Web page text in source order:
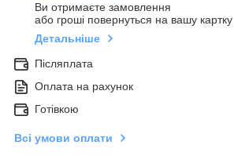
Ви отримаєте замовлення
або гроші повернуться на вашу картку
Детальніше
Післяплата
Оплата на рахунок
Готівкою
Всі умови оплати